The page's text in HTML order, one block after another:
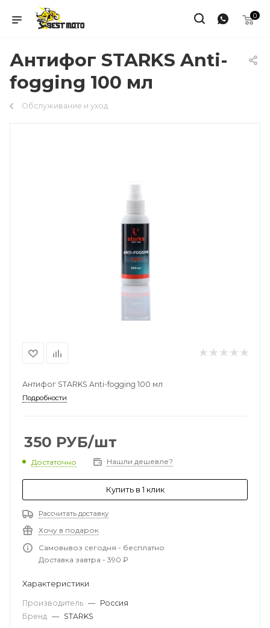
0
Антифог STARKS Anti-
fogging 100 мл
Обслуживание и уход
Антифог STARKS Anti-fogging 100 мл
Подробности
350 РУБ/шт
Достаточно Нашли дешевле?
Купить в 1 клик
Рассчитать доставку
Хочу в подарок
Самовывоз сегодня - бесплатно
Доставка завтра - 390 ₽
Характеристики
Производитель — Россия
Бренд — STARKS